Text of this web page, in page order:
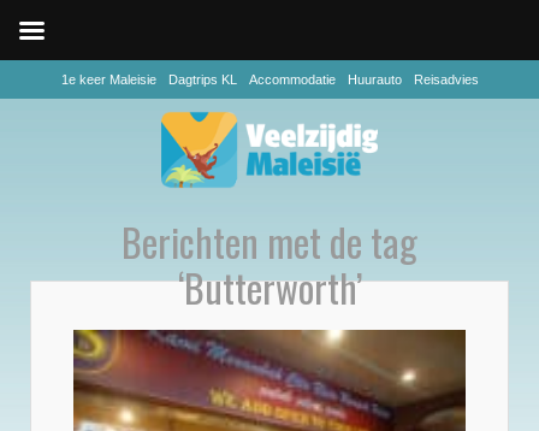
1e keer Maleisie Dagtrips KL Accommodatie Huurauto Reisadvies
Berichten met de tag
‘Butterworth’